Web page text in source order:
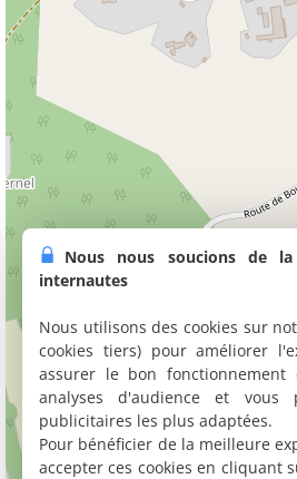
Nous nous soucions de
internautes
Nous utilisons des cookies sur
cookies tiers) pour améliorer
assurer le bon
analyses d'audience et vous
publicitaires les plus adaptées.
Pour bénéficier de la meilleure
accepter ces cookies en cliquant